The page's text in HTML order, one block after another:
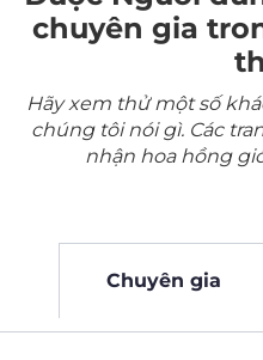
chuyên gia
Hãy xem thử một số
chúng tôi nói gì. Các
nhận hoa hồng
Chuyên gia